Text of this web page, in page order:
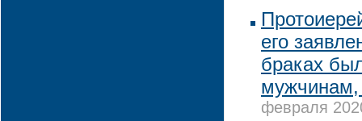
его
браках
февраля